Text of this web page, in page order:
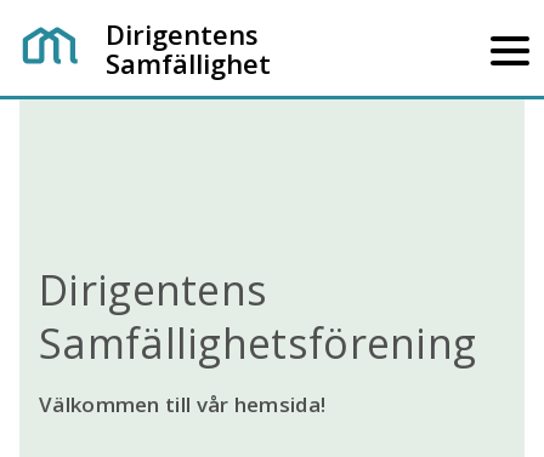
Dirigentens
Samfällighet
Dirigentens
Samfällighetsförening
Välkommen till vår hemsida!